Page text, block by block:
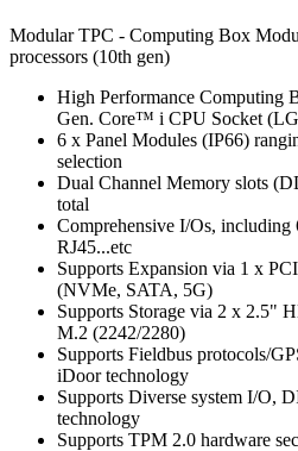
Modular TPC - Computing Box
processors (10th gen)
High Performance Computing
Gen. Core™ i CPU Socket
6 x Panel Modules (IP66)
selection
Dual Channel Memory slots
total
Comprehensive I/Os,
RJ45...etc
Supports Expansion via 1 x
(NVMe, SATA, 5G)
Supports Storage via 2 x 2.5"
M.2 (2242/2280)
Supports Fieldbus protocols/
iDoor technology
Supports Diverse system I/O,
technology
Supports TPM 2.0 hardware